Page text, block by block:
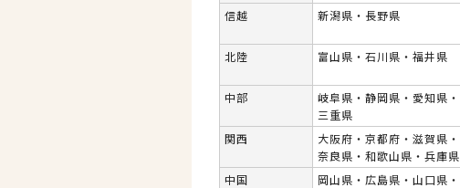
信越 新潟県・長野県
北陸
富山県・石川県・福井県
中部
岐阜県・静岡県・愛知県・
三重県
関西
大阪府・京都府・滋賀県・
奈良県・和歌山県・兵庫県
中国
岡山県・広島県・山口県・